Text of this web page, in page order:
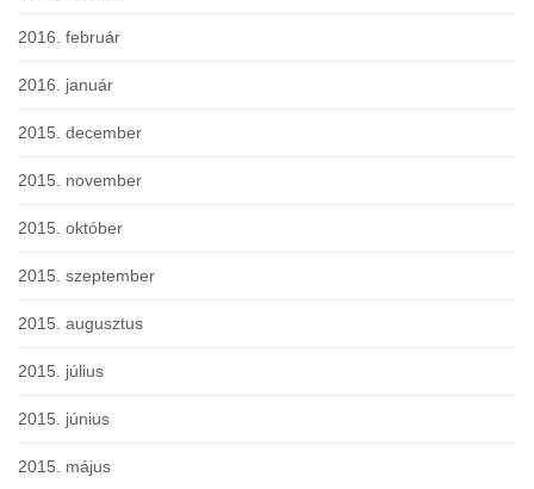
2016. február
2016. január
2015. december
2015. november
2015. október
2015. szeptember
2015. augusztus
2015. július
2015. június
2015. május